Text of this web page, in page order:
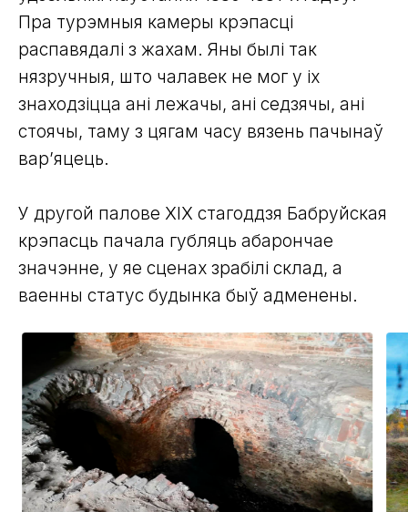
Пра турэмныя камеры крэпасці
распавядалі з жахам. Яны былі так
нязручныя, што чалавек не мог у іх
знаходзіцца ані лежачы, ані седзячы, ані
стоячы, таму з цягам часу вязень пачынаў
вар’яцець.
У другой палове XIX стагоддзя Бабруйская
крэпасць пачала губляць абарончае
значэнне, у яе сценах зрабілі склад, а
ваенны статус будынка быў адменены.